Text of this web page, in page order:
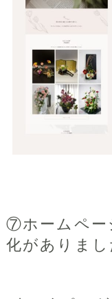
⑦ホームペー
化がありまし